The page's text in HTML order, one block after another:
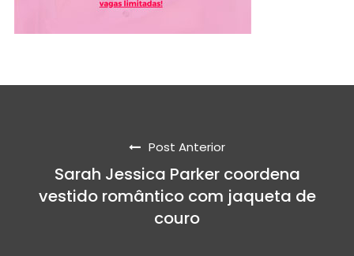
Post Anterior
Sarah Jessica Parker coordena
vestido romântico com jaqueta de
couro